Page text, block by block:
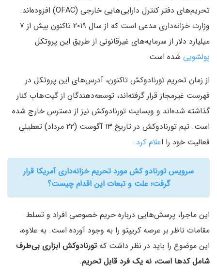
تحریم‌های دفتر کنترل دارایی‌هایی خارجی (OFAC) افزوده‌اند.
وزارت خزانه‌داری مدعی است که از سال ۲۰۱۹ تاکنون بیش از ۷
میلیارد دلار از سرمایه‌های غیرقانونی از طریق این پروتکل
پولشویی شده است.
از زمان تحریم تورنادوکش تاکنون، آدرس‌های این پروتکل در
فهرست غیرمجاز قرار گرفته‌اند، توسعه‌دهندگان از گیت‌هاب کنار
گذاشته شده‌اند و وبسایت تورنادوکش نیز از دسترس خارج شده
است. تیم تورنادوکش در تاریخ ۱۳ آگوست (۲۲ مرداد) تعطیلی
فعالیت خود را اعلام کرد.
سرویس تورنادو کش مورد تحریم خزانه‎‌داری آمریکا قرار
گرفت؛ علت و تبعات این اقدام چیست؟
این ماجرا، پرسش‌هایی درباره حریم خصوصی افراد و تسلط
مقامات ناظر بر عرصه کریپتو را به وجود آورده است. به علاوه،
این موضوع را باید در نظر داشت که تورنادوکش ابزاری بی‌طرف
شامل کدها است، نه یک فرد قابل تحریم.